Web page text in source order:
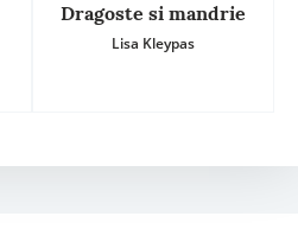
Dragoste si mandrie
Lisa Kleypas